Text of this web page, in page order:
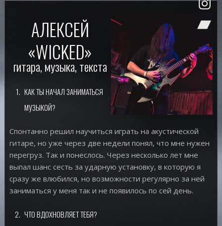
АЛЕКСЕЙ
«WICKED»
гитара, музыка, текста
КАК ТЫ НАЧАЛ ЗАНИМАТЬСЯ
МУЗЫКОЙ?
Спонтанно решил научиться играть на акустической
гитаре, но уже через две недели понял, что мне нужен
перегруз. Так и понеслось. Через несколько лет мне
выпал шанс сесть за ударную установку, в которую я
сразу же влюбился, но возможности регулярно за ней
заниматься у меня так и не появилось по сей день.
ЧТО ВДОХНОВЛЯЕТ ТЕБЯ?